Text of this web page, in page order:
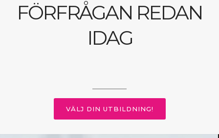
FÖRFRÅGAN REDAN
IDAG
VÄLJ DIN UTBILDNING!